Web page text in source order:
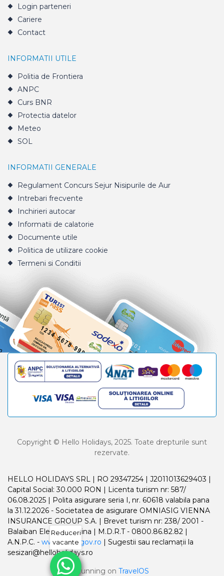
Login parteneri
Cariere
Contact
INFORMATII UTILE
Politia de Frontiera
ANPC
Curs BNR
Protectia datelor
Meteo
SOL
INFORMATII GENERALE
Regulament Concurs Sejur Nisipurile de Aur
Intrebari frecvente
Inchirieri autocar
Informatii de calatorie
Documente utile
Politica de utilizare cookie
Termeni si Conditii
Copyright © Hello Holidays, 2025. Toate drepturile sunt
rezervate.
HELLO HOLIDAYS SRL | RO 29347254 | J2011013629403 |
Capital Social: 30.000 RON | Licenta turism nr: 587/
06.08.2025 | Polita asigurare seria I, nr. 60618 valabila pana
la 31.12.2026 - Societatea de asigurare OMNIASIG VIENNA
INSURANCE GROUP S.A. | Brevet turism nr: 238/ 2001 -
Balaiban Elena Madalina | M.D.R.T - 0800.86.82.82 |
A.N.P.C. - www.anpc.gov.ro | Sugestii sau reclamații la
sesizari@helloholidays.ro
Running on TravelOS
Reduceri
vacante